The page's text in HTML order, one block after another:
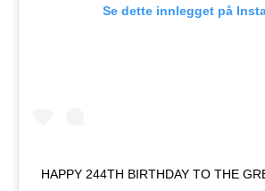
Se dette innlegget på
‪HAPPY 244TH BIRTHDAY TO THE